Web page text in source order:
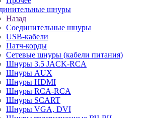
шнуры
Назад
Соединительные шнуры
USB-кабели
Патч-корды
Сетевые шнуры (кабели питания)
Шнуры 3.5 JACK-RCA
Шнуры AUX
Шнуры HDMI
Шнуры RCA-RCA
Шнуры SCART
Шнуры VGA, DVI